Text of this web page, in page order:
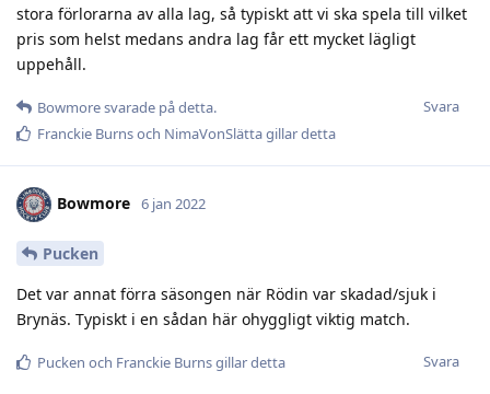
stora förlorarna av alla lag, så typiskt att vi ska spela till vilket
pris som helst medans andra lag får ett mycket lägligt
uppehåll.
Svara
Bowmoresvarade på detta.
Franckie Burnsoch NimaVonSlättagillar detta
Bowmore 6 jan 2022
Pucken
Det var annat förra säsongen när Rödin var skadad/sjuk i
Brynäs. Typiskt i en sådan här ohyggligt viktig match.
Svara
Pucken och Franckie Burnsgillar detta